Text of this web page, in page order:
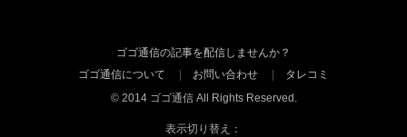
ゴゴ通信の記事を配信しませんか？
ゴゴ通信について
お問い合わせ
タレコミ
© 2014 ゴゴ通信 All Rights Reserved.
表示切り替え：